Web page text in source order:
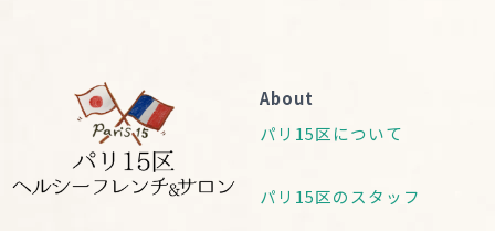
About
パリ15区について
パリ15区のスタッフ